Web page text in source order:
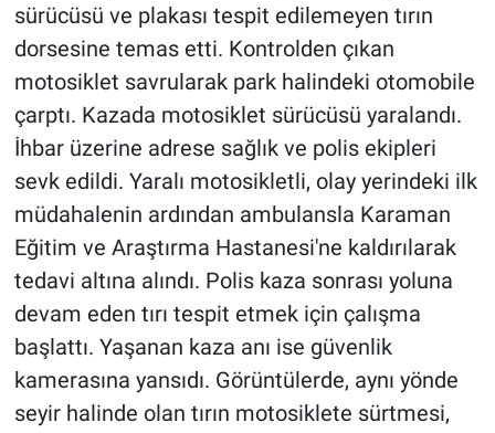
sürücüsü ve plakası tespit edilemeyen tırın
dorsesine temas etti. Kontrolden çıkan
motosiklet savrularak park halindeki otomobile
çarptı. Kazada motosiklet sürücüsü yaralandı.
İhbar üzerine adrese sağlık ve polis ekipleri
sevk edildi. Yaralı motosikletli, olay yerindeki ilk
müdahalenin ardından ambulansla Karaman
Eğitim ve Araştırma Hastanesi'ne kaldırılarak
tedavi altına alındı. Polis kaza sonrası yoluna
devam eden tırı tespit etmek için çalışma
başlattı. Yaşanan kaza anı ise güvenlik
kamerasına yansıdı. Görüntülerde, aynı yönde
seyir halinde olan tırın motosiklete sürtmesi,